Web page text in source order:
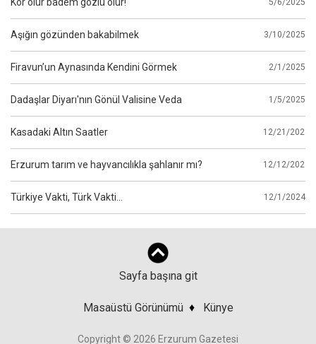
5/6/2025
Aşığın gözünden bakabilmek 3/10/2025
Firavun’un Aynasında Kendini Görmek 2/1/2025
Dadaşlar Diyarı'nın Gönül Valisine Veda 1/5/2025
Kasadaki Altın Saatler 12/21/2024
Erzurum tarım ve hayvancılıkla şahlanır mı? 12/12/2024
Türkiye Vakti, Türk Vakti… 12/1/2024
Sayfa başına git
Masaüstü Görünümü ♦ Künye
Copyright © 2026 Erzurum Gazetesi